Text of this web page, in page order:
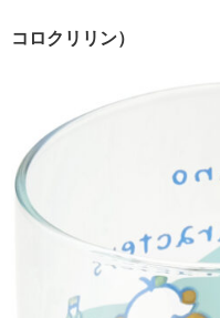
コロクリリン）